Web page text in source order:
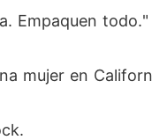
Empaquen todo."
mujer en